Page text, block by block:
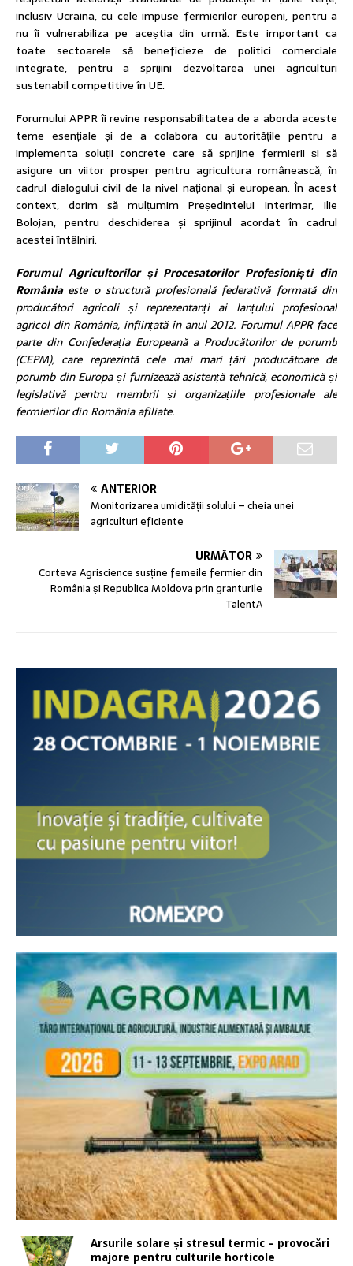
inclusiv Ucraina, cu cele impuse fermierilor europeni, pentru a
nu îi vulnerabiliza pe aceștia din urmă. Este important ca
toate sectoarele să beneficieze de politici comerciale
integrate, pentru a sprijini dezvoltarea unei agriculturi
sustenabil competitive în UE.
Forumului APPR îi revine responsabilitatea de a aborda aceste
teme esențiale și de a colabora cu autoritățile pentru a
implementa soluții concrete care să sprijine fermierii și să
asigure un viitor prosper pentru agricultura românească, în
cadrul dialogului civil de la nivel național și european. În acest
context, dorim să mulțumim Președintelui Interimar, Ilie
Bolojan, pentru deschiderea și sprijinul acordat în cadrul
acestei întâlniri.
Forumul Agricultorilor și Procesatorilor Profesioniști din
România este o structură profesională federativă formată din
producători agricoli și reprezentanți ai lanțului profesional
agricol din România, inființată în anul 2012. Forumul APPR face
parte din Confederația Europeană a Producătorilor de porumb
(CEPM), care reprezintă cele mai mari țări producătoare de
porumb din Europa și furnizează asistență tehnică, economică și
legislativă pentru membrii și organizațiile profesionale ale
fermierilor din România afiliate.
ANTERIOR
Monitorizarea umidității solului – cheia unei
agriculturi eficiente
URMĂTOR
Corteva Agriscience susține femeile fermier din
România și Republica Moldova prin granturile
TalentA
Arsurile solare și stresul termic – provocări
majore pentru culturile horticole